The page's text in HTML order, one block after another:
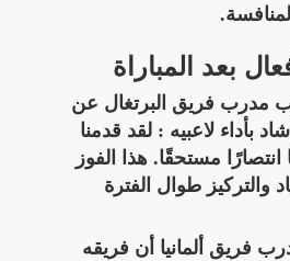
بعد المباراة
مدرب فريق البرتغال عن
بأداء لاعبيه : لقد قدمنا
انتصارًا مستحقًا. هذا الفوز
والتركيز طوال الفترة
فريق ألمانيا أن فريقه